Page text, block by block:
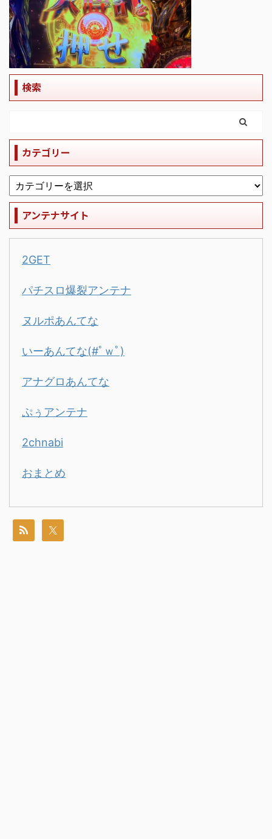
検索
カテゴリー
アンテナサイト
2GET
パチスロ爆裂アンテナ
ヌルポあんてな
いーあんてな(#ﾟｗﾟ)
アナグロあんてな
ぷぅアンテナ
2chnabi
おまとめ